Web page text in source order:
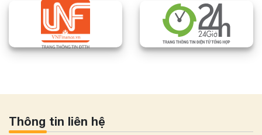
Thông tin liên hệ